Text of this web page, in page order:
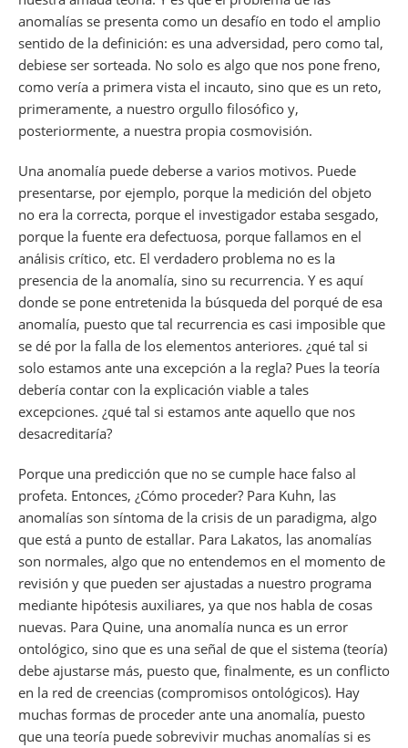
anomalías se presenta como un desafío en todo el amplio
sentido de la definición: es una adversidad, pero como tal,
debiese ser sorteada. No solo es algo que nos pone freno,
como vería a primera vista el incauto, sino que es un reto,
primeramente, a nuestro orgullo filosófico y,
posteriormente, a nuestra propia cosmovisión.
Una anomalía puede deberse a varios motivos. Puede
presentarse, por ejemplo, porque la medición del objeto
no era la correcta, porque el investigador estaba sesgado,
porque la fuente era defectuosa, porque fallamos en el
análisis crítico, etc. El verdadero problema no es la
presencia de la anomalía, sino su recurrencia. Y es aquí
donde se pone entretenida la búsqueda del porqué de esa
anomalía, puesto que tal recurrencia es casi imposible que
se dé por la falla de los elementos anteriores. ¿qué tal si
solo estamos ante una excepción a la regla? Pues la teoría
debería contar con la explicación viable a tales
excepciones. ¿qué tal si estamos ante aquello que nos
desacreditaría?
Porque una predicción que no se cumple hace falso al
profeta. Entonces, ¿Cómo proceder? Para Kuhn, las
anomalías son síntoma de la crisis de un paradigma, algo
que está a punto de estallar. Para Lakatos, las anomalías
son normales, algo que no entendemos en el momento de
revisión y que pueden ser ajustadas a nuestro programa
mediante hipótesis auxiliares, ya que nos habla de cosas
nuevas. Para Quine, una anomalía nunca es un error
ontológico, sino que es una señal de que el sistema (teoría)
debe ajustarse más, puesto que, finalmente, es un conflicto
en la red de creencias (compromisos ontológicos). Hay
muchas formas de proceder ante una anomalía, puesto
que una teoría puede sobrevivir muchas anomalías si es